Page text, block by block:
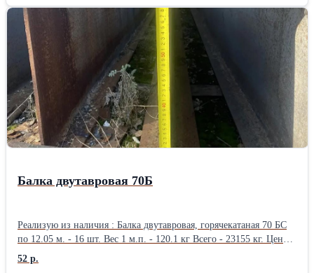
РФ.
Балка двутавровая 70Б
Реализую из наличия : Балка двутавровая, горячекатаная 70 БС
по 12.05 м. - 16 шт. Вес 1 м.п. - 120.1 кг Всего - 23155 кг. Цена -
52 р\кг. Организую доставку попутным автомобильным
транспортом по РФ.
52 р.